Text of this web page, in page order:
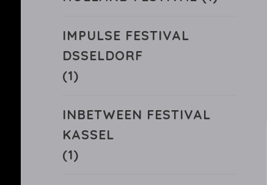
IMPULSE FESTIVAL
DSSELDORF
(1)
INBETWEEN FESTIVAL
KASSEL
(1)